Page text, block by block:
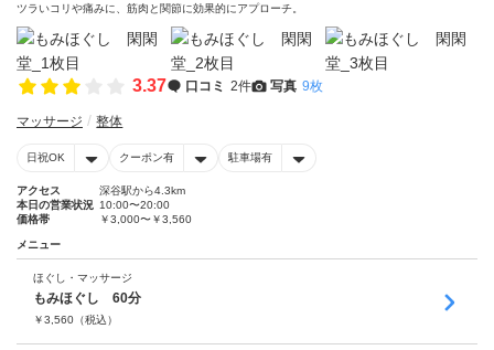
ツラいコリや痛みに、筋肉と関節に効果的にアプローチ。
3.37 口コミ 2件 写真 9枚
マッサージ 整体
日祝OK クーポン有 駐車場有
アクセス
深谷駅から4.3km
本日の営業状況 10:00〜20:00
価格帯
￥3,000〜￥3,560
メニュー
ほぐし・マッサージ
もみほぐし 60分
￥3,560 （税込）